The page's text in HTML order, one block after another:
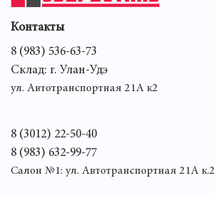
Контакты
8 (983) 536-63-73
Склад: г. Улан-Удэ
ул. Автотранспортная 21А к2
8 (3012) 22-50-40
8 (983) 632-99-77
Салон №1: ул. Автотранспортная 21А к.2